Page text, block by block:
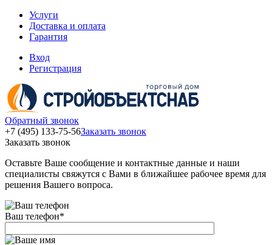
Услуги
Доставка и оплата
Гарантия
Вход
Регистрация
Обратный звонок
+7 (495) 133-75-56Заказать звонок
Заказать звонок
Оставьте Ваше сообщение и контактные данные и наши
специалисты свяжутся с Вами в ближайшее рабочее время для
решения Вашего вопроса.
Ваш телефон*